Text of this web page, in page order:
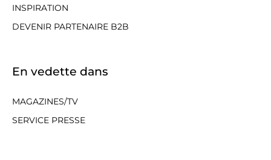
INSPIRATION
DEVENIR PARTENAIRE B2B
En vedette dans
MAGAZINES/TV
SERVICE PRESSE